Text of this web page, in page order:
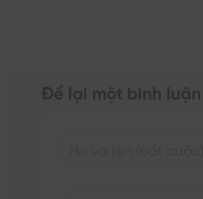
Để lại một bình luận